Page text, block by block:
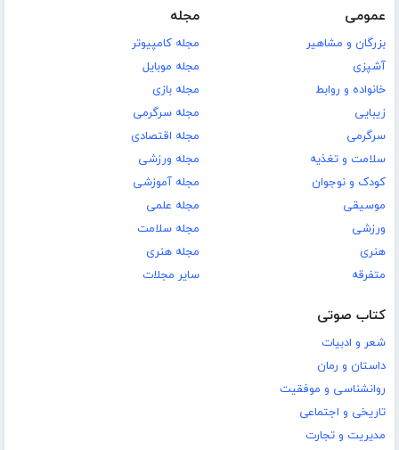
عمومی
بزرگان و مشاهیر
آشپزی
خانواده و روابط
زیبایی
سرگرمی
سلامت و تغذیه
کودک و نوجوان
موسیقی
ورزشی
هنری
متفرقه
مجله
مجله کامپیوتر
مجله موبایل
مجله بازی
مجله سرگرمی
مجله اقتصادی
مجله ورزشی
مجله آموزشی
مجله علمی
مجله سلامت
مجله هنری
سایر مجلات
کتاب صوتی
شعر و ادبیات
داستان و رمان
روانشناسی و موفقیت
تاریخی و اجتماعی
مدیریت و تجارت